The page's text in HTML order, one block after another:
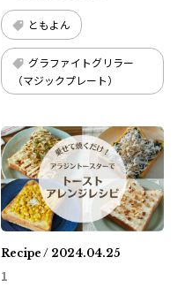
ともよん
グラファイトグリラー
（マジックプレート）
Recipe / 2024.04.25
1